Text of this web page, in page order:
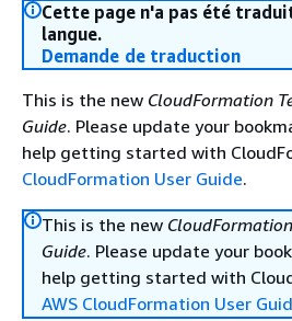
Cette page n'a pas été
langue.
Demande de traduction
This is the new CloudFormation
Guide. Please update your
help getting started with
CloudFormation User Guide.
This is the new
Guide. Please update your
help getting started with
AWS CloudFormation User